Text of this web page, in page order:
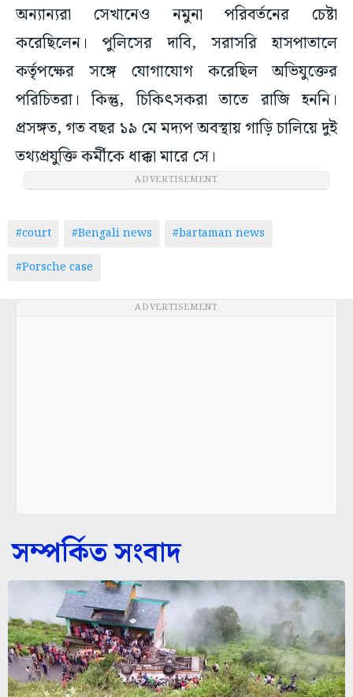
অন্যান্যরা সেখানেও নমুনা পরিবর্তনের চেষ্টা
করেছিলেন। পুলিসের দাবি, সরাসরি হাসপাতালে
কর্তৃপক্ষের সঙ্গে যোগাযোগ করেছিল অভিযুক্তের
পরিচিতরা। কিন্তু, চিকিৎসকরা তাতে রাজি হননি।
প্রসঙ্গত, গত বছর ১৯ মে মদ্যপ অবস্থায় গাড়ি চালিয়ে দুই
তথ্যপ্রযুক্তি কর্মীকে ধাক্কা মারে সে।
ADVERTISEMENT
#court #Bengali news
#bartaman news
#Porsche case
ADVERTISEMENT
সম্পর্কিত সংবাদ